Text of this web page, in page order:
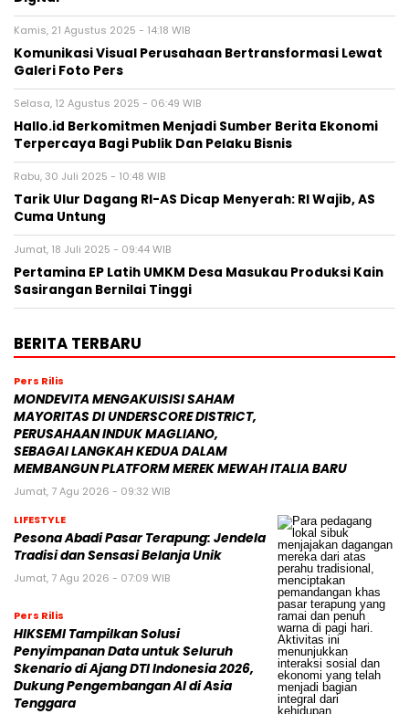
Kamis, 21 Agustus 2025 - 14:18 WIB
Komunikasi Visual Perusahaan Bertransformasi Lewat
Galeri Foto Pers
Selasa, 12 Agustus 2025 - 06:49 WIB
Hallo.id Berkomitmen Menjadi Sumber Berita Ekonomi
Terpercaya Bagi Publik Dan Pelaku Bisnis
Rabu, 30 Juli 2025 - 10:48 WIB
Tarik Ulur Dagang RI-AS Dicap Menyerah: RI Wajib, AS
Cuma Untung
Jumat, 18 Juli 2025 - 09:44 WIB
Pertamina EP Latih UMKM Desa Masukau Produksi Kain
Sasirangan Bernilai Tinggi
BERITA TERBARU
Pers Rilis
MONDEVITA MENGAKUISISI SAHAM
MAYORITAS DI UNDERSCORE DISTRICT,
PERUSAHAAN INDUK MAGLIANO,
SEBAGAI LANGKAH KEDUA DALAM
MEMBANGUN PLATFORM MEREK MEWAH ITALIA BARU
Jumat, 7 Agu 2026 - 09:32 WIB
LIFESTYLE
Pesona Abadi Pasar Terapung: Jendela
Tradisi dan Sensasi Belanja Unik
Jumat, 7 Agu 2026 - 07:09 WIB
Pers Rilis
HIKSEMI Tampilkan Solusi
Penyimpanan Data untuk Seluruh
Skenario di Ajang DTI Indonesia 2026,
Dukung Pengembangan AI di Asia
Tenggara